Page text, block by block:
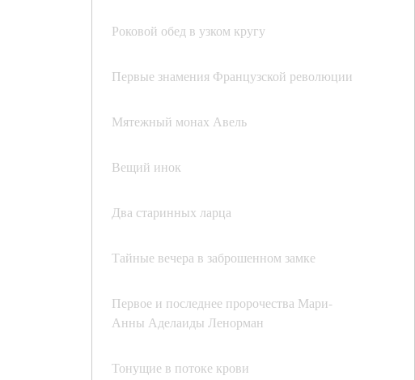
Роковой обед в узком кругу
Первые знамения Французской революции
Мятежный монах Авель
Вещий инок
Два старинных ларца
Тайные вечера в заброшенном замке
Первое и последнее пророчества Мари-
Анны Аделаиды Ленорман
Тонущие в потоке крови